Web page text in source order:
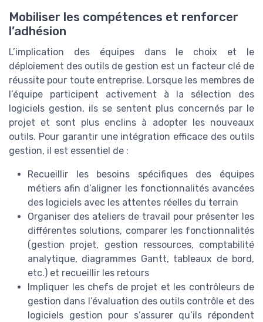
Mobiliser les compétences et renforcer
l’adhésion
L’implication des équipes dans le choix et le
déploiement des outils de gestion est un facteur clé de
réussite pour toute entreprise. Lorsque les membres de
l’équipe participent activement à la sélection des
logiciels gestion, ils se sentent plus concernés par le
projet et sont plus enclins à adopter les nouveaux
outils. Pour garantir une intégration efficace des outils
gestion, il est essentiel de :
Recueillir les besoins spécifiques des équipes
métiers afin d’aligner les fonctionnalités avancées
des logiciels avec les attentes réelles du terrain
Organiser des ateliers de travail pour présenter les
différentes solutions, comparer les fonctionnalités
(gestion projet, gestion ressources, comptabilité
analytique, diagrammes Gantt, tableaux de bord,
etc.) et recueillir les retours
Impliquer les chefs de projet et les contrôleurs de
gestion dans l’évaluation des outils contrôle et des
logiciels gestion pour s’assurer qu’ils répondent